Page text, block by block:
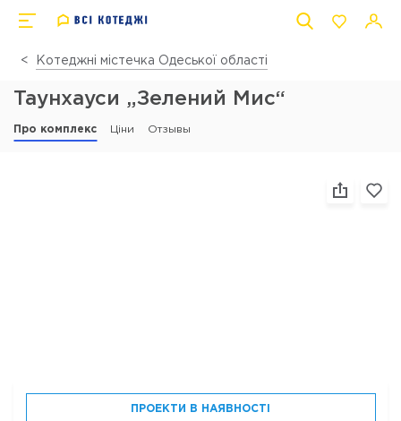
Котеджні містечка Одеської області
Таунхауси „Зелений Мис“
Про комплекс Ціни Отзывы
ПРОЕКТИ В НАЯВНОСТІ